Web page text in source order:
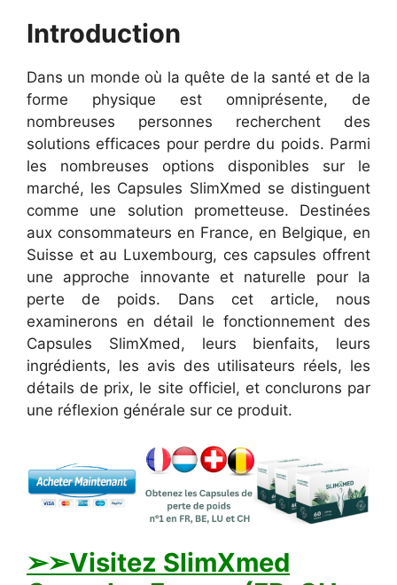
Introduction
Dans un monde où la quête de la santé et de la
forme physique est omniprésente, de
nombreuses personnes recherchent des
solutions efficaces pour perdre du poids. Parmi
les nombreuses options disponibles sur le
marché, les Capsules SlimXmed se distinguent
comme une solution prometteuse. Destinées
aux consommateurs en France, en Belgique, en
Suisse et au Luxembourg, ces capsules offrent
une approche innovante et naturelle pour la
perte de poids. Dans cet article, nous
examinerons en détail le fonctionnement des
Capsules SlimXmed, leurs bienfaits, leurs
ingrédients, les avis des utilisateurs réels, les
détails de prix, le site officiel, et conclurons par
une réflexion générale sur ce produit.
➢➢Visitez SlimXmed